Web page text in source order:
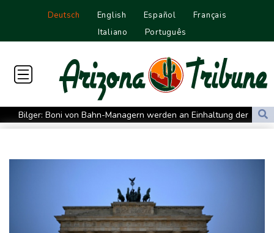
Deutsch English Español
Français
Italiano
Português
Bilger: Boni von Bahn-Managern werden an Einhaltung der
Vorgaben des Bundes geknüpft
Ätna auf Sizilien ausgebrochen - Flugverkehr in Catania
zeitweise eingeschränkt
Doppelpack Freigang: Frankfurt schlägt auch Malmö